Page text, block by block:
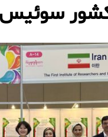
سوئیس